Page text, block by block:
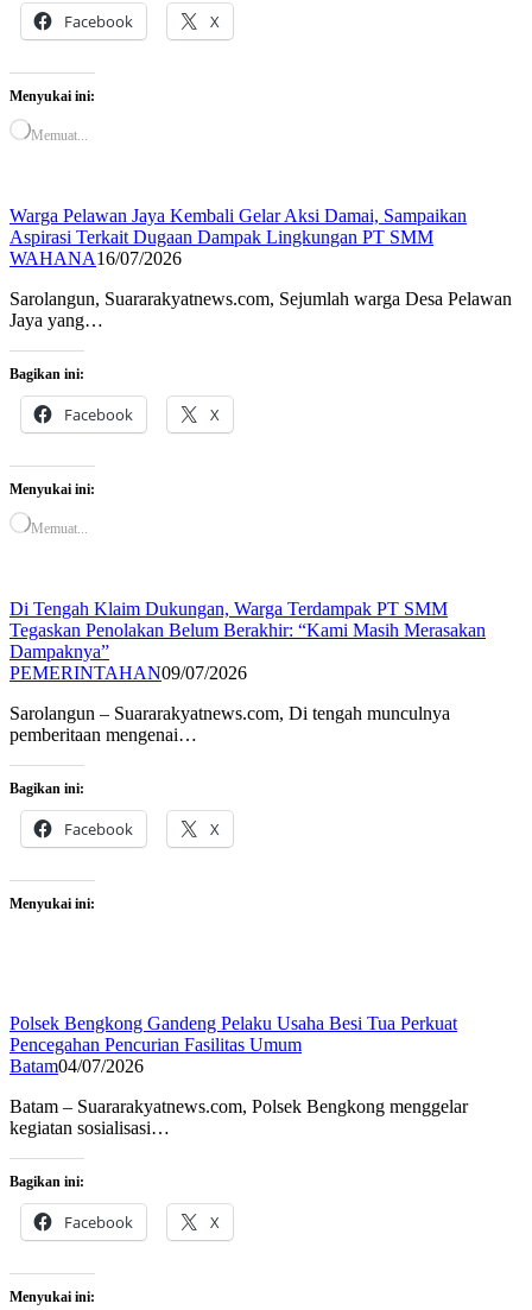
Facebook X
Menyukai ini:
Memuat...
Warga Pelawan Jaya Kembali Gelar Aksi Damai, Sampaikan
Aspirasi Terkait Dugaan Dampak Lingkungan PT SMM
WAHANA16/07/2026
Sarolangun, Suararakyatnews.com, Sejumlah warga Desa Pelawan
Jaya yang…
Bagikan ini:
Facebook X
Menyukai ini:
Memuat...
Di Tengah Klaim Dukungan, Warga Terdampak PT SMM
Tegaskan Penolakan Belum Berakhir: “Kami Masih Merasakan
Dampaknya”
PEMERINTAHAN09/07/2026
Sarolangun – Suararakyatnews.com, Di tengah munculnya
pemberitaan mengenai…
Bagikan ini:
Facebook X
Menyukai ini:
Polsek Bengkong Gandeng Pelaku Usaha Besi Tua Perkuat
Pencegahan Pencurian Fasilitas Umum
Batam04/07/2026
Batam – Suararakyatnews.com, Polsek Bengkong menggelar
kegiatan sosialisasi…
Bagikan ini:
Facebook X
Menyukai ini: